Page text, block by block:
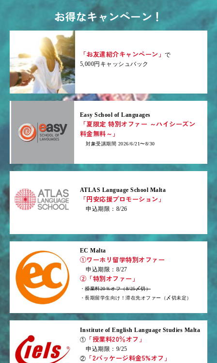
お得なキャンペーン！
「お友達紹介キャンペーン」で
5,000円キャッシュバック
Easy School of Languages
「夏限定 特別オファー ～ハイシーズン
料金無料～」
対象受講期間 2026/6/21〜8/30
ATLAS Language School Malta
「円安応援プロモーション」
申込期限：8/26
EC Malta
①ワーホリ留学特別オファー
申込期限：8/27
②「特別オファー」
・授業料20％オフ（8/25〆切）
・長期留学生向け！滞在先オファー（〆切未定）
Institute of English Language Studies Malta
① 「授業料20％オフ」
申込期限：9/25
② 「2パッケージ料金5%オフ」